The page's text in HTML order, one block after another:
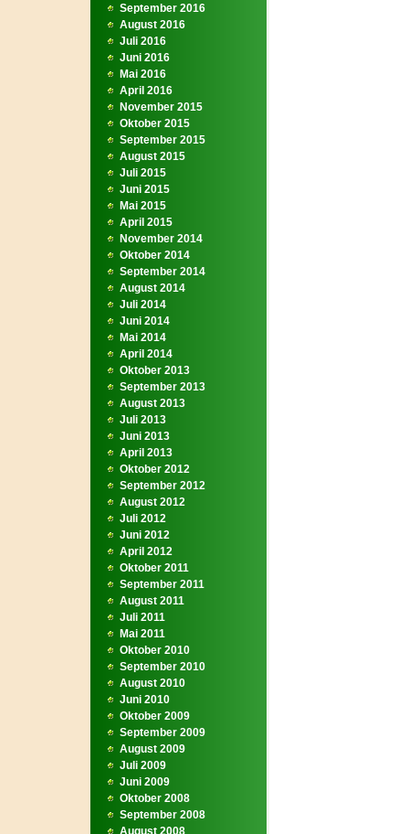
September 2016
August 2016
Juli 2016
Juni 2016
Mai 2016
April 2016
November 2015
Oktober 2015
September 2015
August 2015
Juli 2015
Juni 2015
Mai 2015
April 2015
November 2014
Oktober 2014
September 2014
August 2014
Juli 2014
Juni 2014
Mai 2014
April 2014
Oktober 2013
September 2013
August 2013
Juli 2013
Juni 2013
April 2013
Oktober 2012
September 2012
August 2012
Juli 2012
Juni 2012
April 2012
Oktober 2011
September 2011
August 2011
Juli 2011
Mai 2011
Oktober 2010
September 2010
August 2010
Juni 2010
Oktober 2009
September 2009
August 2009
Juli 2009
Juni 2009
Oktober 2008
September 2008
August 2008